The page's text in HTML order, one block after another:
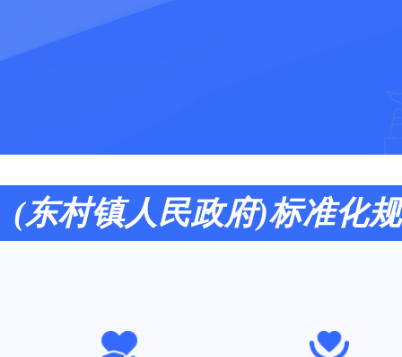
(东村镇人民政府)标准化